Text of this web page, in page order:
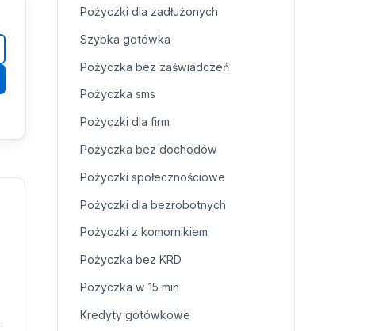
Pożyczki dla zadłużonych
Szybka gotówka
Pożyczka bez zaświadczeń
Pożyczka sms
Pożyczki dla firm
Pożyczka bez dochodów
Pożyczki społecznościowe
Pożyczki dla bezrobotnych
Pożyczki z komornikiem
Pożyczka bez KRD
Pozyczka w 15 min
Kredyty gotówkowe